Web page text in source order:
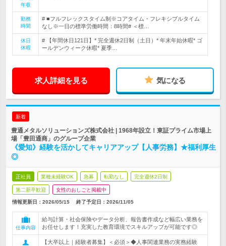
年収
勤務
時間
# ■フルフレックスタイム制※コアタイム・フレキシブルタイム
なし※一日の標準労働時間：8時間# ＜標…
休日
休暇
# 【年間休日121日】* 完全週休2日制（土日）* 年末年始休暇* ゴ
ールデンウィーク休暇* 夏季…
求人詳細を見る 気になる
新着
豊通メタルソリューションズ株式会社 | 1968年設立！東証プライム市場上
場「豊田通商」のグループ企業
《愛知》経験を活かしてキャリアアップ【人事労務】★福利厚生
◎
正社員 業種未経験OK 急募 転勤なし 完全週休2日制
第二新卒歓迎 女性のおしごと掲載中
情報更新日：2026/05/15 終了予定日： 2026/11/05
仕事内容
給与計算・社会保険やデータ分析、報告書作成など幅広い業務を
お任せします！充実した教育環境でスキルアップが可能です◎
【大卒以上｜経験者募集】＜必須＞◆人事関連業務の実務経験